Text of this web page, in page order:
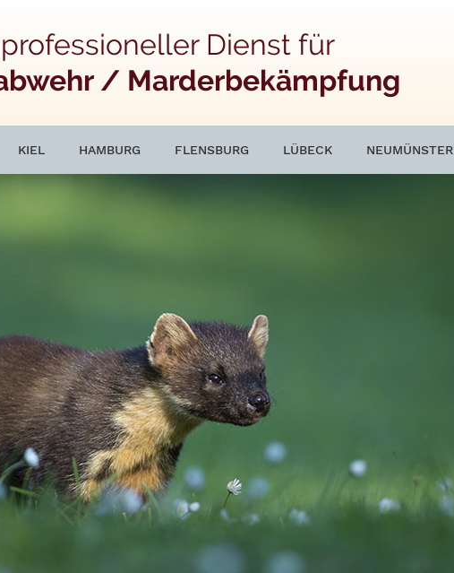
Dienst für
/ Marderbekämpfung
KIEL HAMBURG FLENSBURG LÜBECK NEUMÜNSTER